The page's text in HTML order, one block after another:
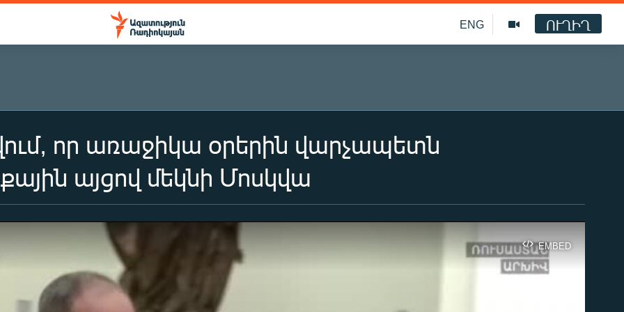
ENG ՈՒՂԻՂ
որ առաջիկա օրերին վարչապետն
այցով մեկնի Մոսկվա
EMBED